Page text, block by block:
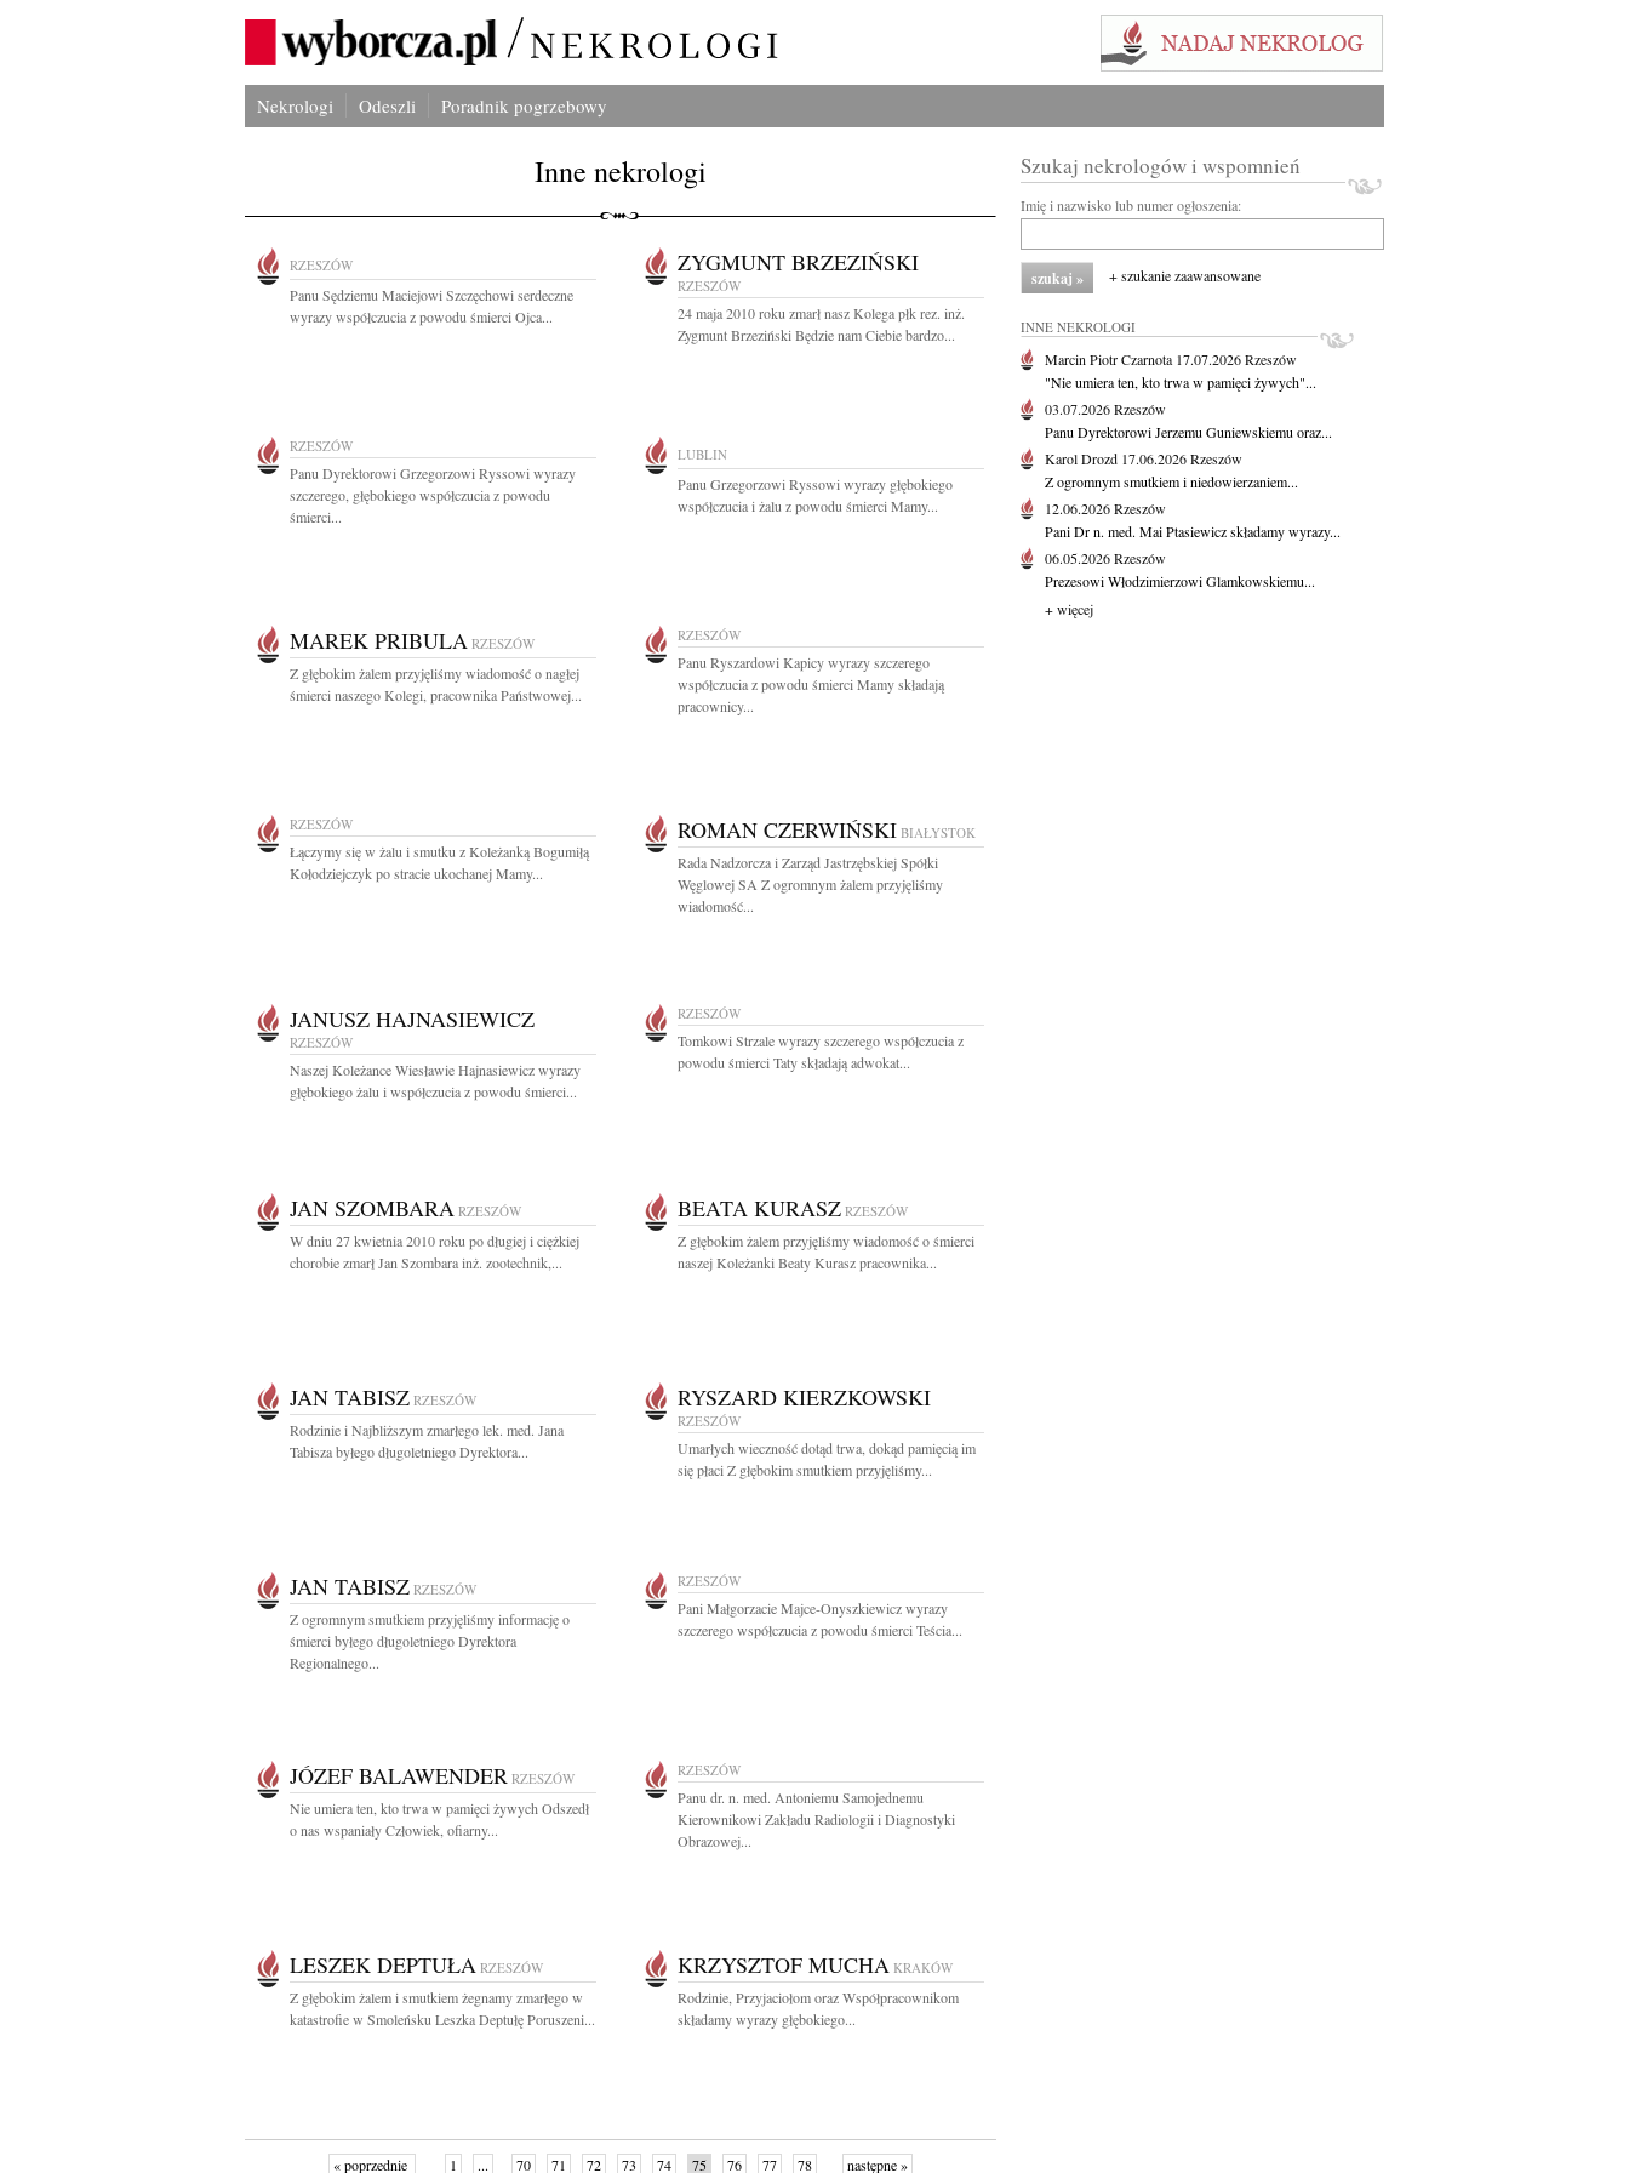
Nekrologi Odeszli Poradnik pogrzebowy
Inne nekrologi
RZESZÓW
Panu Sędziemu Maciejowi Szczęchowi serdeczne
wyrazy współczucia z powodu śmierci Ojca...
ZYGMUNT BRZEZIŃSKI
RZESZÓW
24 maja 2010 roku zmarł nasz Kolega płk rez. inż.
Zygmunt Brzeziński Będzie nam Ciebie bardzo...
RZESZÓW
Panu Dyrektorowi Grzegorzowi Ryssowi wyrazy
szczerego, głębokiego współczucia z powodu
śmierci...
LUBLIN
Panu Grzegorzowi Ryssowi wyrazy głębokiego
współczucia i żalu z powodu śmierci Mamy...
MAREK PRIBULA RZESZÓW
Z głębokim żalem przyjęliśmy wiadomość o nagłej
śmierci naszego Kolegi, pracownika Państwowej...
RZESZÓW
Panu Ryszardowi Kapicy wyrazy szczerego
współczucia z powodu śmierci Mamy składają
pracownicy...
RZESZÓW
Łączymy się w żalu i smutku z Koleżanką Bogumiłą
Kołodziejczyk po stracie ukochanej Mamy...
ROMAN CZERWIŃSKI BIAŁYSTOK
Rada Nadzorcza i Zarząd Jastrzębskiej Spółki
Węglowej SA Z ogromnym żalem przyjęliśmy
wiadomość...
JANUSZ HAJNASIEWICZ
RZESZÓW
Naszej Koleżance Wiesławie Hajnasiewicz wyrazy
głębokiego żalu i współczucia z powodu śmierci...
RZESZÓW
Tomkowi Strzale wyrazy szczerego współczucia z
powodu śmierci Taty składają adwokat...
JAN SZOMBARA RZESZÓW
W dniu 27 kwietnia 2010 roku po długiej i ciężkiej
chorobie zmarł Jan Szombara inż. zootechnik,...
BEATA KURASZ RZESZÓW
Z głębokim żalem przyjęliśmy wiadomość o śmierci
naszej Koleżanki Beaty Kurasz pracownika...
JAN TABISZ RZESZÓW
Rodzinie i Najbliższym zmarłego lek. med. Jana
Tabisza byłego długoletniego Dyrektora...
RYSZARD KIERZKOWSKI
RZESZÓW
Umarłych wieczność dotąd trwa, dokąd pamięcią im
się płaci Z głębokim smutkiem przyjęliśmy...
JAN TABISZ RZESZÓW
Z ogromnym smutkiem przyjęliśmy informację o
śmierci byłego długoletniego Dyrektora
Regionalnego...
RZESZÓW
Pani Małgorzacie Majce-Onyszkiewicz wyrazy
szczerego współczucia z powodu śmierci Teścia...
JÓZEF BALAWENDER RZESZÓW
Nie umiera ten, kto trwa w pamięci żywych Odszedł
o nas wspaniały Człowiek, ofiarny...
RZESZÓW
Panu dr. n. med. Antoniemu Samojednemu
Kierownikowi Zakładu Radiologii i Diagnostyki
Obrazowej...
LESZEK DEPTUŁA RZESZÓW
Z głębokim żalem i smutkiem żegnamy zmarłego w
katastrofie w Smoleńsku Leszka Deptułę Poruszeni...
KRZYSZTOF MUCHA KRAKÓW
Rodzinie, Przyjaciołom oraz Współpracownikom
składamy wyrazy głębokiego...
« poprzednie 1 ... 70 71 72 73 74 75 76 77 78 następne »
Szukaj nekrologów i wspomnień
Imię i nazwisko lub numer ogłoszenia:
+ szukanie zaawansowane
INNE NEKROLOGI
Marcin Piotr Czarnota 17.07.2026Rzeszów
"Nie umiera ten, kto trwa w pamięci żywych"...
03.07.2026Rzeszów
Panu Dyrektorowi Jerzemu Guniewskiemu oraz...
Karol Drozd 17.06.2026Rzeszów
Z ogromnym smutkiem i niedowierzaniem...
12.06.2026Rzeszów
Pani Dr n. med. Mai Ptasiewicz składamy wyrazy...
06.05.2026Rzeszów
Prezesowi Włodzimierzowi Glamkowskiemu...
+ więcej